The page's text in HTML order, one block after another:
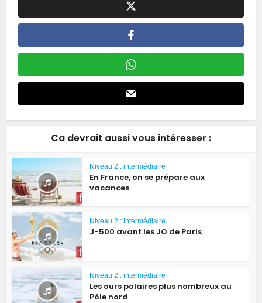
Ca devrait aussi vous intéresser :
Niveau 2 : intermédiaire
En France, on se prépare aux
vacances
Niveau 2 : intermédiaire
J-500 avant les JO de Paris
Niveau 2 : intermédiaire
Les ours polaires plus nombreux au
Pôle nord